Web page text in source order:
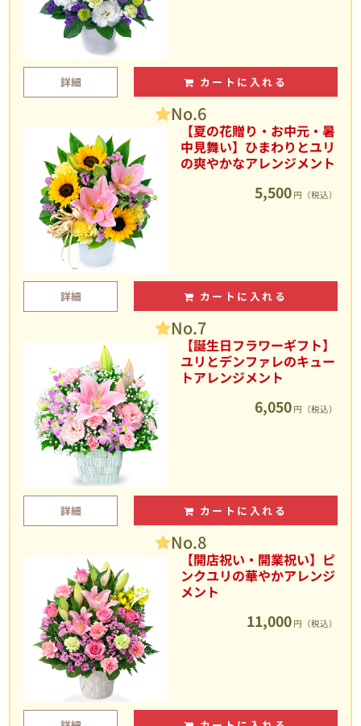
詳細 カートに入れる
No.6
【夏の花贈り・お中元・暑
中見舞い】ひまわりとユリ
の爽やかなアレンジメント
5,500 円（税込）
詳細 カートに入れる
No.7
【誕生日フラワーギフト】
ユリとデンファレのキュー
トアレンジメント
6,050 円（税込）
詳細 カートに入れる
No.8
【開店祝い・開業祝い】ピ
ンクユリの華やかアレンジ
メント
11,000 円（税込）